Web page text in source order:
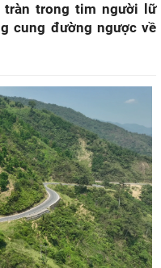
tràn trong tim người lữ
cung đường ngược về